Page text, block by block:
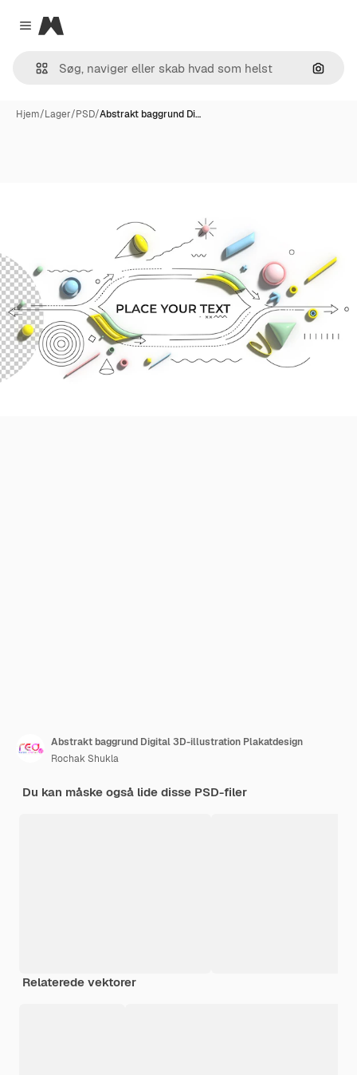
Close menu
Magnific
Søg
Hjem/Lager/PSD/Abstrakt baggrund Di…
Abstrakt baggrund Digital 3D-illustration Plakatdesign
Rochak Shukla
Du kan måske også lide disse PSD-filer
Relaterede vektorer